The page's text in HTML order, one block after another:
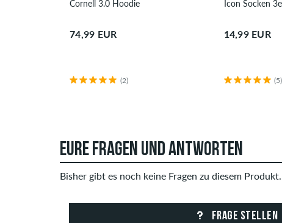
Cornell 3.0 Hoodie
74,99 EUR
(2)
Icon Socken
14,99 EUR
(5)
EURE FRAGEN UND ANTWORTEN
Bisher gibt es noch keine Fragen zu diesem
FRAGE STELLEN